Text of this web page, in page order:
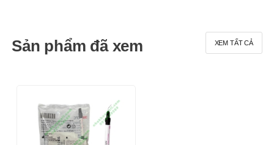
Sản phẩm đã xem XEM TẤT CẢ